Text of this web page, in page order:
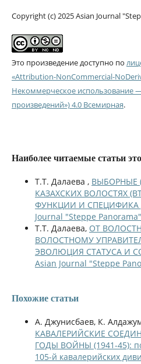
Copyright (c) 2025 Asian Journal
Это произведение доступно по
«Attribution-NonCommercial-
Некоммерческое использование
произведений») 4.0 Всемирная.
Наиболее читаемые статьи
Т.Т. Далаева , ВЫБОРНЫЕ
КАЗАХСКИХ ВОЛОСТЯХ
ФУНКЦИИ И СПЕЦИФИКА
Journal "Steppe
Т.Т. Далаева, ОТ
ВОЛОСТНОМУ
ЭВОЛЮЦИЯ СТАТУСА И
Asian Journal "Steppe
Похожие статьи
А. Джунисбаев, К.
КАВАЛЕРИЙСКИЕ
ГОДЫ ВОЙНЫ (1941-45):
105-й кавалерийских